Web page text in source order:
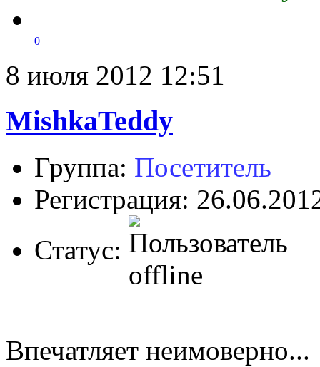
0
8 июля 2012 12:51
MishkaTeddy
Группа: Посетитель
Регистрация:
Статус:
Впечатляет неимоверно...